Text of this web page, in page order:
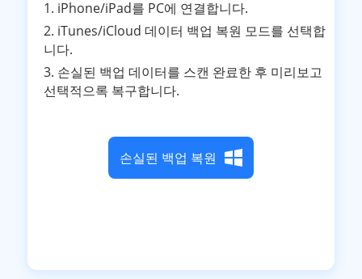
1. iPhone/iPad를 PC에 연결합니다.
2. iTunes/iCloud 데이터 백업 복원 모드를 선택합
니다.
3. 손실된 백업 데이터를 스캔 완료한 후 미리보고
선택적으록 복구합니다.
손실된 백업 복원